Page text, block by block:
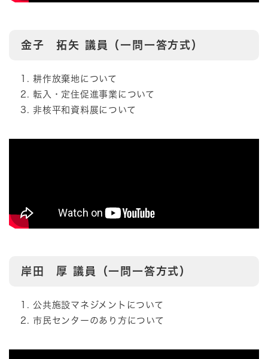
金子 拓矢 議員（一問一答方式）
耕作放棄地について
転入・定住促進事業について
非核平和資料展について
岸田 厚 議員（一問一答方式）
公共施設マネジメントについて
市民センターのあり方について